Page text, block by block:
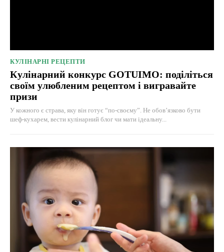
КУЛІНАРНІ РЕЦЕПТИ
Кулінарний конкурс GOTUIMO: поділіться
своїм улюбленим рецептом і вигравайте
призи
У кожного є страва, яку він готує “по-своєму”. Не обов’язково бути
шеф-кухарем, вести кулінарний блог чи мати ідеальну...